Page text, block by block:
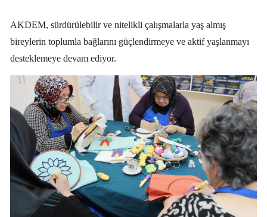
AKDEM, sürdürülebilir ve nitelikli çalışmalarla yaş almış
bireylerin toplumla bağlarını güçlendirmeye ve aktif yaşlanmayı
desteklemeye devam ediyor.